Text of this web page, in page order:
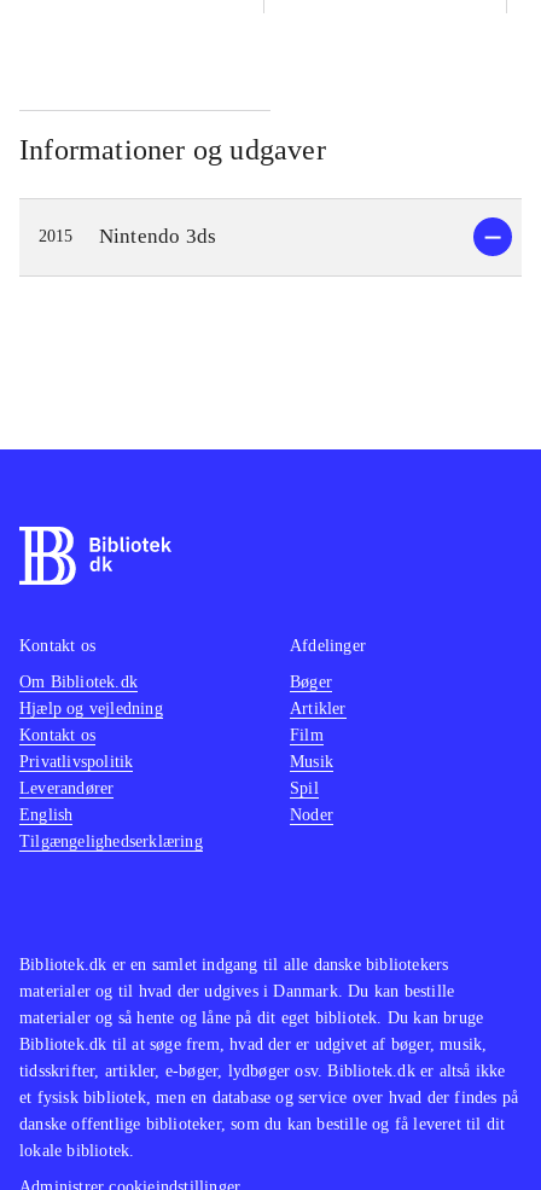
Informationer og udgaver
2015 Nintendo 3ds
Bibliotek.dk er en samlet indgang til alle danske bibliotekers
materialer og til hvad der udgives i Danmark. Du kan bestille
materialer og så hente og låne på dit eget bibliotek. Du kan bruge
Bibliotek.dk til at søge frem, hvad der er udgivet af bøger, musik,
tidsskrifter, artikler, e-bøger, lydbøger osv. Bibliotek.dk er altså ikke
et fysisk bibliotek, men en database og service over hvad der findes på
danske offentlige biblioteker, som du kan bestille og få leveret til dit
lokale bibliotek.
Kontakt os
Om Bibliotek.dk
Hjælp og vejledning
Kontakt os
Privatlivspolitik
Leverandører
English
Tilgængelighedserklæring
Afdelinger
Bøger
Artikler
Film
Musik
Spil
Noder